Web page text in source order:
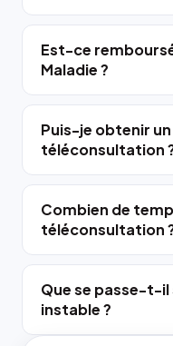
Est-ce
Maladie ?
Puis-je obtenir
téléconsultation
Combien de
téléconsultation
Que se passe-t-il
instable ?